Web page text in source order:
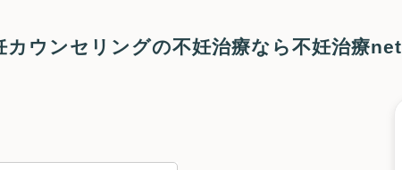
カウンセリングの不妊治療なら不妊治療net